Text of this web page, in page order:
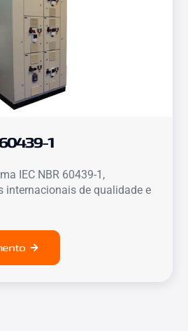
1
IEC NBR 60439-1,
internacionais de qualidade e